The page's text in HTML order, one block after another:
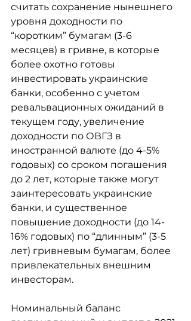
считать сохранение нынешнего
уровня доходности по
“коротким” бумагам (3-6
месяцев) в гривне, в которые
более охотно готовы
инвестировать украинские
банки, особенно с учетом
ревальвационных ожиданий в
текущем году, увеличение
доходности по ОВГЗ в
иностранной валюте (до 4-5%
годовых) со сроком погашения
до 2 лет, которые также могут
заинтересовать украинские
банки, и существенное
повышение доходности (до 14-
16% годовых) по “длинным” (3-5
лет) гривневым бумагам, более
привлекательных внешним
инвесторам.
Номинальный баланс